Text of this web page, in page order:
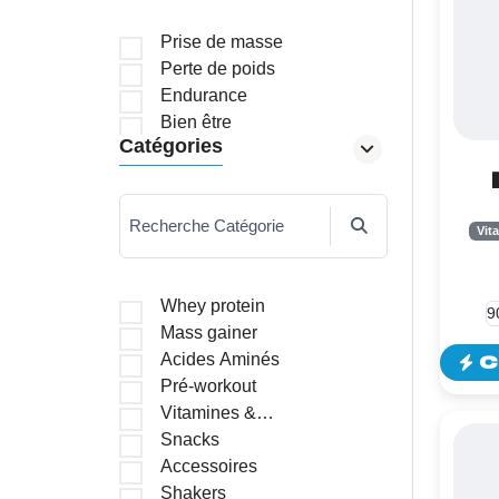
Prise de masse
Perte de poids
Endurance
Bien être
Catégories
Recherche Catégorie
Whey protein
Mass gainer
Acides Aminés
Pré-workout
Vitamines &
Minéraux
Snacks
Accessoires
Shakers